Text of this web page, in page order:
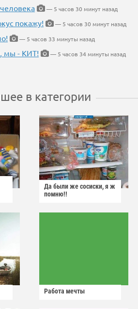
— 5 часов 30 минут назад
покажу!
— 5 часов 30 минут назад
— 5 часов 33 минуты назад
мы - КИТ! — 5 часов 34 минуты назад
в категории
Да были же сосиски, я ж
помню!!
Работа мечты